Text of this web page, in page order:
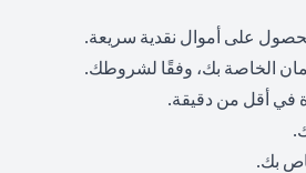
على أموال نقدية سريعة.
في أقل من دقيقة.
بك.